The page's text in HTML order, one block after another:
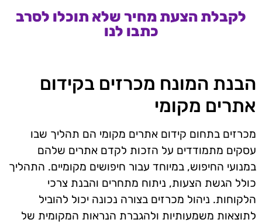
לקבלת הצעת מחיר שלא תוכלו לסרב
כתבו לנו
הבנת המונח מכרזים בקידום
אתרים מקומי
מכרזים בתחום קידום אתרים מקומי הם תהליך שבו
עסקים מתמודדים על הזכות לקדם אתרים שלהם
במנועי החיפוש, במיוחד עבור חיפושים מקומיים. התהליך
כולל הגשת הצעות, ניתוח מתחרים והבנת צרכי
הלקוחות. ניהול מכרזים בצורה נכונה יכול להוביל
לתוצאות משמעותיות ולהגברת הנראות המקומית של